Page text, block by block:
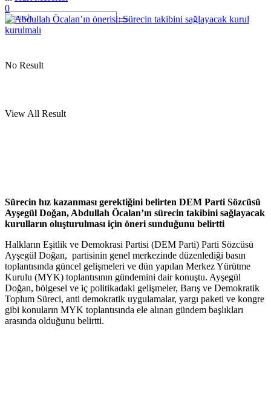
No Result
View All Result
0
Sürecin hız kazanması gerektiğini belirten DEM Parti Sözcüsü
Ayşegül Doğan, Abdullah Öcalan’ın sürecin takibini sağlayacak
kurulların oluşturulması için öneri sunduğunu belirtti
Halkların Eşitlik ve Demokrasi Partisi (DEM Parti) Parti Sözcüsü
Ayşegül Doğan, partisinin genel merkezinde düzenlediği basın
toplantısında güncel gelişmeleri ve dün yapılan Merkez Yürütme
Kurulu (MYK) toplantısının gündemini dair konuştu. Ayşegül
Doğan, bölgesel ve iç politikadaki gelişmeler, Barış ve Demokratik
Toplum Süreci, anti demokratik uygulamalar, yargı paketi ve kongre
gibi konuların MYK toplantısında ele alınan gündem başlıkları
arasında olduğunu belirtti.